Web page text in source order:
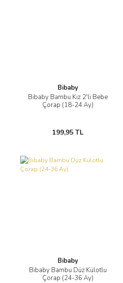
Bibaby
Bibaby Bambu Kız 2'li Bebe
Çorap (18-24 Ay)
199,95 TL
Bibaby
Bibaby Bambu Düz Külotlu
Çorap (24-36 Ay)